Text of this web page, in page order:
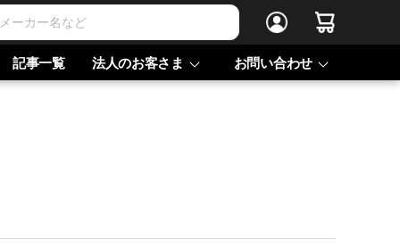
記事一覧 法人のお客さま お問い合わせ